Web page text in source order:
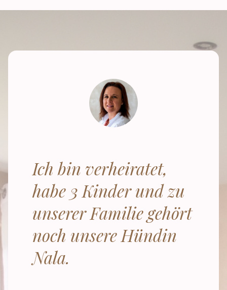
Ich bin verheiratet,
habe 3 Kinder und zu
unserer Familie gehört
noch unsere Hündin
Nala.